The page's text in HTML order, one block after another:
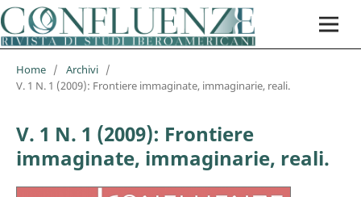
Home / Archivi /
V. 1 N. 1 (2009): Frontiere immaginate, immaginarie, reali.
V. 1 N. 1 (2009): Frontiere
immaginate, immaginarie, reali.